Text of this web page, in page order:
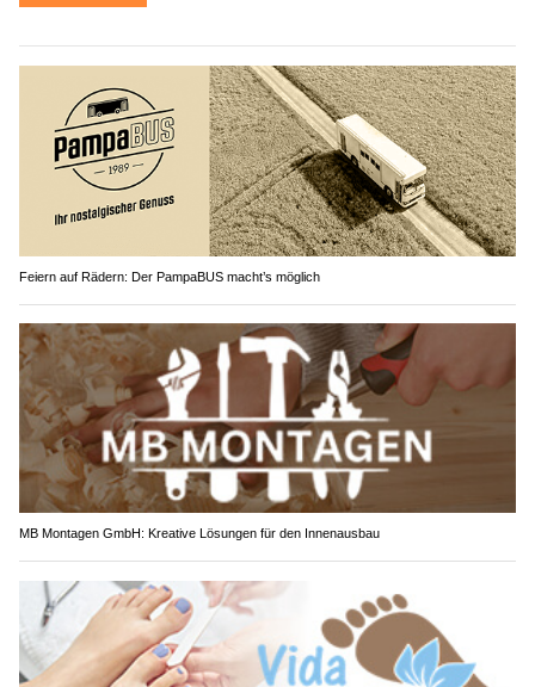
Feiern auf Rädern: Der PampaBUS macht’s möglich
MB Montagen GmbH: Kreative Lösungen für den Innenausbau